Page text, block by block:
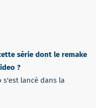
série dont le remake
?
s'est lancé dans la